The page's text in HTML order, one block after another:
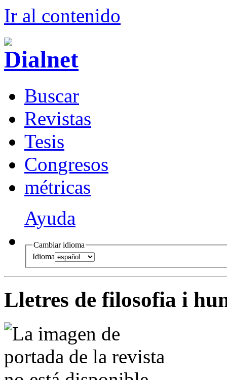
Ir al contenido
Buscar
Revistas
Tesis
Congresos
métricas
Ayuda
Cambiar idioma
Idioma
Lletres de filosofia i